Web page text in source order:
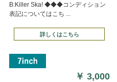
B:Killer Ska! ◆◆◆コンディション
表記についてはこち ...
詳しくはこちら
￥3,000